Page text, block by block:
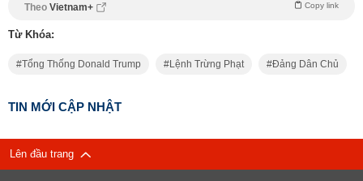
Theo Vietnam+ Copy link
Từ Khóa:
Tổng Thống Donald Trump Lệnh Trừng Phạt Đảng Dân Chủ
TIN MỚI CẬP NHẬT
Lên đầu trang